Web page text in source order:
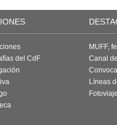
del CdF
MUFF,
Canal
Líneas